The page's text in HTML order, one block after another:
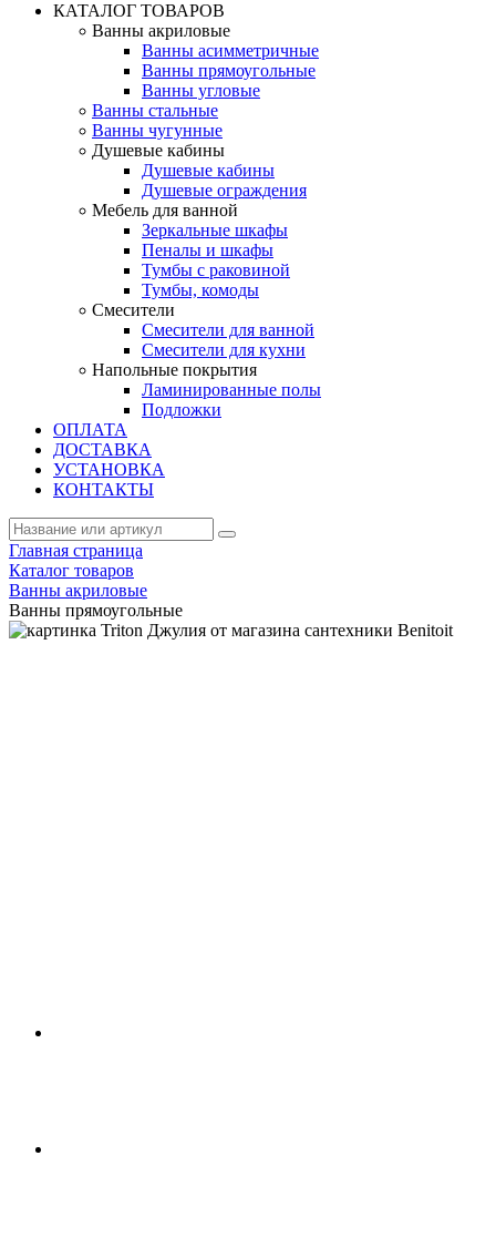
КАТАЛОГ ТОВАРОВ
Ванны акриловые
Ванны асимметричные
Ванны прямоугольные
Ванны угловые
Ванны стальные
Ванны чугунные
Душевые кабины
Душевые кабины
Душевые ограждения
Мебель для ванной
Зеркальные шкафы
Пеналы и шкафы
Тумбы с раковиной
Тумбы, комоды
Смесители
Смесители для ванной
Смесители для кухни
Напольные покрытия
Ламинированные полы
Подложки
ОПЛАТА
ДОСТАВКА
УСТАНОВКА
КОНТАКТЫ
Главная страница
Каталог товаров
Ванны акриловые
Ванны прямоугольные